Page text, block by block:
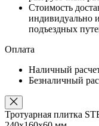
Стоимость
индивидуально
подъездных
Оплата
Наличный
Безналичный
Тротуарная плитка